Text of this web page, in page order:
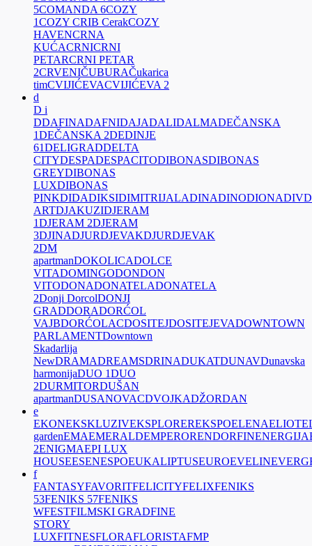
5COMANDA 6COZY
1COZY CRIB CerakCOZY
HAVENCRNA
KUĆACRNICRNI
PETARCRNI PETAR
2CRVENIČUBURAČukarica
timCVIJIĆEVACVIJIĆEVA 2
d
D i
DDAFINADAFNIDAJADALIDALMADEČANSKA
1DEČANSKA 2DEDINJE
61DELIGRADDELTA
CITYDESPADESPACITODIBONASDIBONAS
GREYDIBONAS
LUXDIBONAS
PINKDIDADIKSIDIMITRIJALADINADINODIONADIV
ARTDJAKUZIDJERAM
1DJERAM 2DJERAM
3DJINADJURDJEVAKDJURDJEVAK
2DM
apartmanDOKOLICADOLCE
VITADOMINGODONDON
VITODONADONATELADONATELA
2Donji DorcolDONJI
GRADDORADORĆOL
VAJBDORĆOLACDOSITEJDOSITEJEVADOWNTOWN
PARLAMENTDowntown
Skadarlija
NewDRAMADREAMSDRINADUKATDUNAVDunavska
harmonijaDUO 1DUO
2DURMITORDUŠAN
apartmanDUSANOVACDVOJKADŽORDAN
e
EKONEKSKLUZIVEKSPLOREREKSPOELENAELIOT
gardenEMAEMERALDEMPERORENDORFINENERGIJA
2ENIGMAEPI LUX
HOUSEESENESPOEUKALIPTUSEUROEVELIN
f
FANTASYFAVORITFELICITYFELIXFENIKS
53FENIKS 57FENIKS
WFESTFILMSKI GRADFINE
STORY
LUXFITNESFLORAFLORISTAFMP